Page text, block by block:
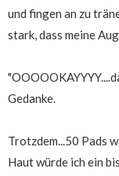
und fingen an zu
stark, dass meine
Gedanke.
Trotzdem...50 Pads
Haut würde ich ein